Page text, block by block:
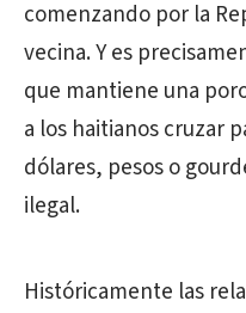
comenzando por la
vecina. Y es
que mantiene una
a los haitianos cruzar
dólares, pesos o
ilegal.
Históricamente las